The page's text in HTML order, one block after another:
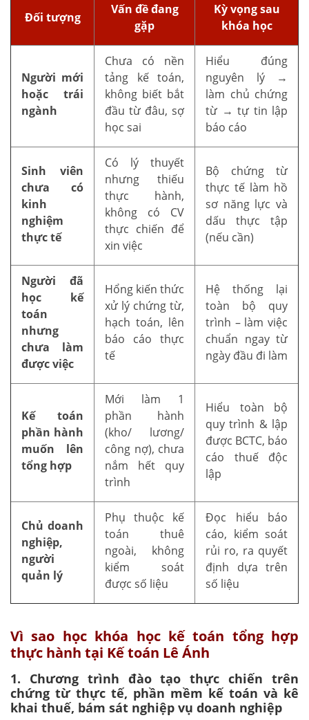
Đối tượng
Vấn đề đang
gặp
Kỳ vọng sau
khóa học
Người mới
hoặc trái
ngành
Chưa có nền
tảng kế toán,
không biết bắt
đầu từ đâu, sợ
học sai
Hiểu đúng
nguyên lý →
làm chủ chứng
từ → tự tin lập
báo cáo
Sinh viên
chưa có
kinh
nghiệm
thực tế
Có lý thuyết
nhưng thiếu
thực hành,
không có CV
thực chiến để
xin việc
Bộ chứng từ
thực tế làm hồ
sơ năng lực và
dấu thực tập
(nếu cần)
Người đã
học kế
toán
nhưng
chưa làm
được việc
Hổng kiến thức
xử lý chứng từ,
hạch toán, lên
báo cáo thực
tế
Hệ thống lại
toàn bộ quy
trình – làm việc
chuẩn ngay từ
ngày đầu đi làm
Kế toán
phần hành
muốn lên
tổng hợp
Mới làm 1
phần hành
(kho/ lương/
công nợ), chưa
nắm hết quy
trình
Hiểu toàn bộ
quy trình & lập
được BCTC, báo
cáo thuế độc
lập
Chủ doanh
nghiệp,
người
quản lý
Phụ thuộc kế
toán thuê
ngoài, không
kiểm soát
được số liệu
Đọc hiểu báo
cáo, kiểm soát
rủi ro, ra quyết
định dựa trên
số liệu
Vì sao học khóa học kế toán tổng hợp
thực hành tại Kế toán Lê Ánh
1. Chương trình đào tạo thực chiến trên
chứng từ thực tế, phần mềm kế toán và kê
khai thuế, bám sát nghiệp vụ doanh nghiệp